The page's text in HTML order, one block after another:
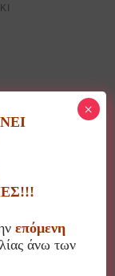
το
έργα
τη
υψηλής
μας.
επόμενη
άνω των
×